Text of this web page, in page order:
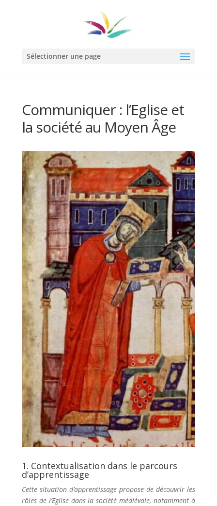
Sélectionner une page
Communiquer : l’Eglise et
la société au Moyen Âge
1. Contextualisation dans le parcours
d’apprentissage
Cette situation d’apprentissage propose de découvrir les
rôles de l’Eglise dans la société médiévale, notamment à